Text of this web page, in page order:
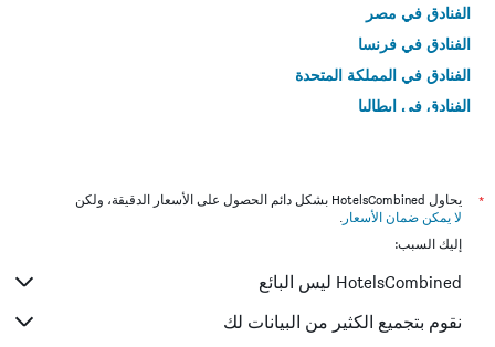
الفنادق في مصر
الفنادق في فرنسا
الفنادق في المملكة المتحدة
الفنادق في إيطاليا
*
يحاول HotelsCombined بشكل دائم الحصول على الأسعار الدقيقة، ولكن
لا يمكن ضمان الأسعار .
إليك السبب:
HotelsCombined ليس البائع
نقوم بتجميع الكثير من البيانات لك